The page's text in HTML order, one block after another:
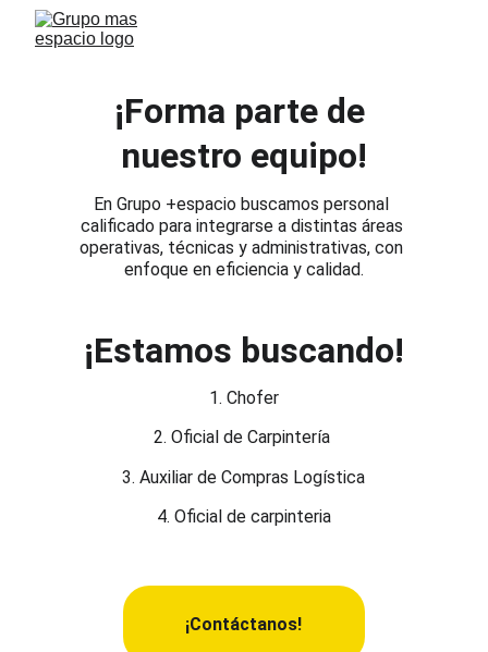
¡Forma parte de
nuestro equipo!
En Grupo +espacio buscamos personal
calificado para integrarse a distintas áreas
operativas, técnicas y administrativas, con
enfoque en eficiencia y calidad.
¡Estamos buscando!
1. Chofer
2. Oficial de Carpintería
3. Auxiliar de Compras Logística
4. Oficial de carpinteria
¡Contáctanos!